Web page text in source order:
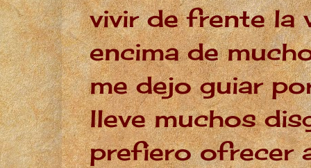
vivir de frente la
encima de
me dejo guiar
lleve muchos
prefiero ofrecer